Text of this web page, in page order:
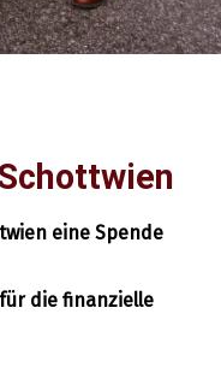
eine Spende
die finanzielle